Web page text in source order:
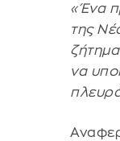
«Ένα
της
να